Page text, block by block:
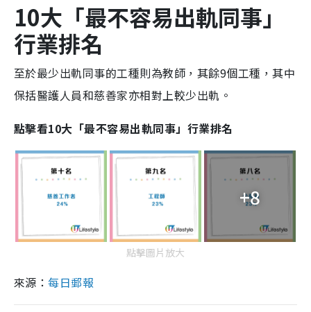
10大「最不容易出軌同事」
行業排名
至於最少出軌同事的工種則為教師，其餘9個工種，其中
保括醫護人員和慈善家亦相對上較少出軌。
點擊看10大「最不容易出軌同事」行業排名
+8
點擊圖片放大
來源：每日郵報